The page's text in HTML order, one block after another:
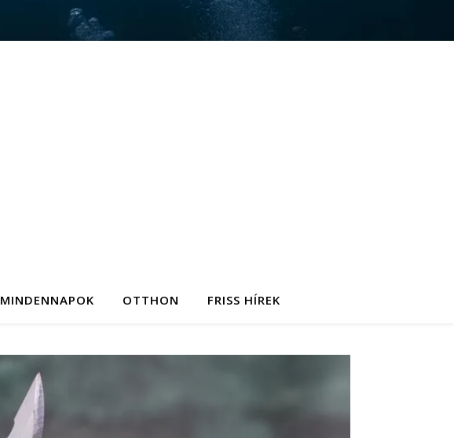
MINDENNAPOK OTTHON FRISS HÍREK